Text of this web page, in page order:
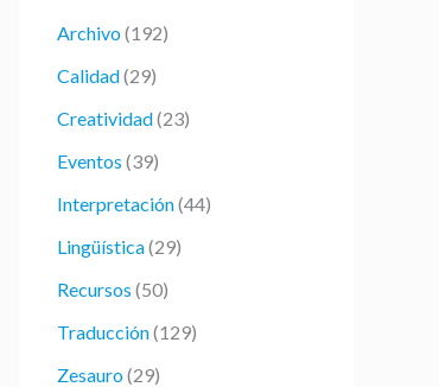
p
o
r
:
Archivo(192)
Calidad(29)
Creatividad(23)
Eventos (39)
Interpretación(44)
Lingüística(29)
Recursos (50)
Traducción(129)
Zesauro(29)